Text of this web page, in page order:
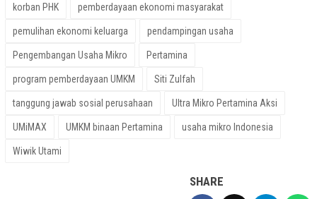
korban PHK pemberdayaan ekonomi masyarakat
pemulihan ekonomi keluarga pendampingan usaha
Pengembangan Usaha Mikro Pertamina
program pemberdayaan UMKM Siti Zulfah
tanggung jawab sosial perusahaan Ultra Mikro Pertamina Aksi
UMiMAX UMKM binaan Pertamina usaha mikro Indonesia
Wiwik Utami
SHARE